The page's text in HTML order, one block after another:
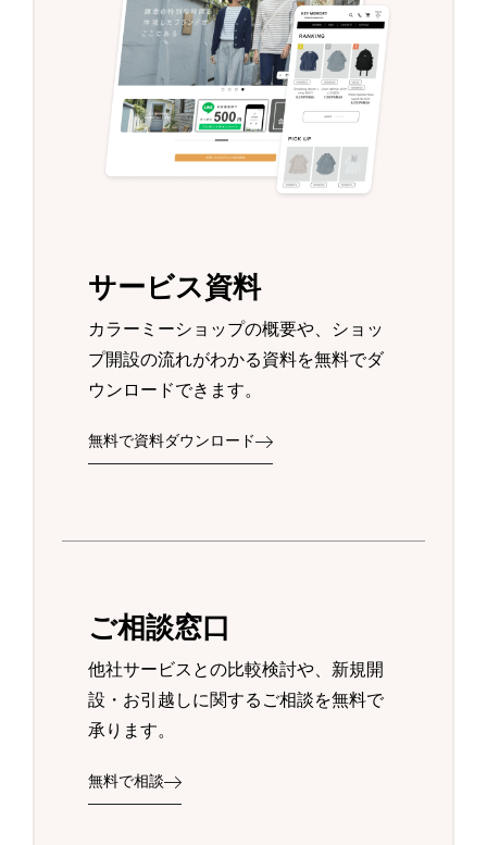
サービス資料
カラーミーショップの概要や、ショッ
プ開設の流れがわかる資料を無料でダ
ウンロードできます。
無料で資料ダウンロード
ご相談窓口
他社サービスとの比較検討や、新規開
設・お引越しに関するご相談を無料で
承ります。
無料で相談